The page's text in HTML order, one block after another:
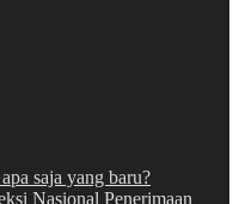
saja yang baru?
Nasional Penerimaan